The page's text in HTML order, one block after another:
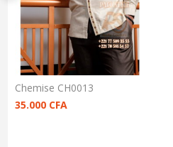
Chemise CH0013
35.000 CFA